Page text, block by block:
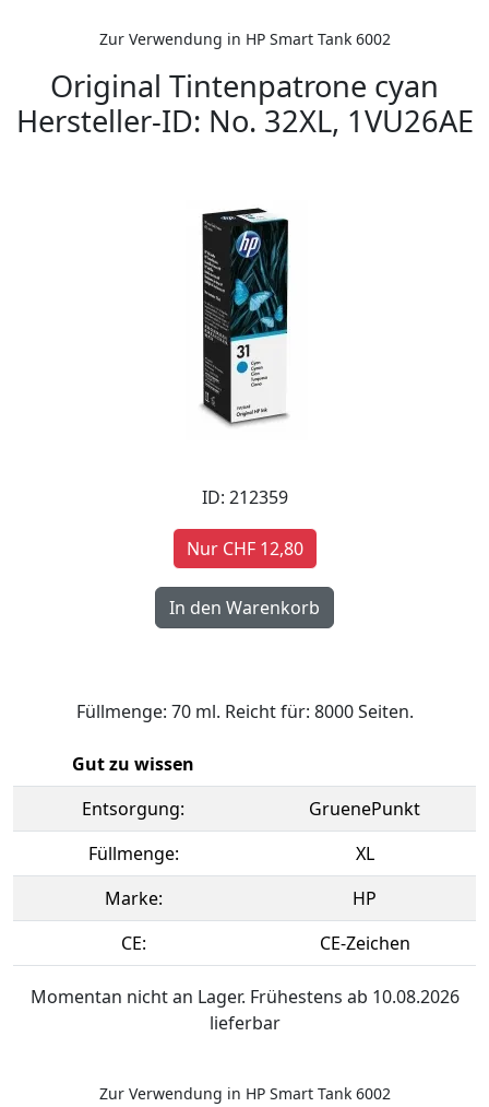
Zur Verwendung in HP Smart Tank 6002
Original Tintenpatrone cyan
Hersteller-ID: No. 32XL, 1VU26AE
ID: 212359
Nur CHF 12,80
Füllmenge: 70 ml. Reicht für: 8000 Seiten.
Gut zu wissen
Entsorgung:
GruenePunkt
Füllmenge:
XL
Marke:
HP
CE:
CE-Zeichen
Momentan nicht an Lager. Frühestens ab 10.08.2026
lieferbar
Zur Verwendung in HP Smart Tank 6002